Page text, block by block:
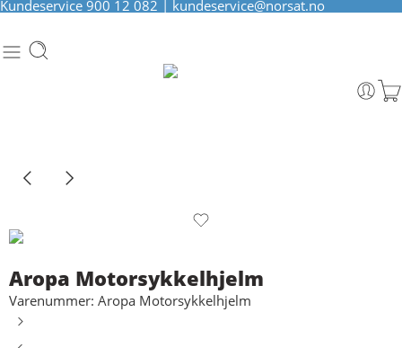
Kundeservice 900 12 082 kundeservice@norsat.no
Aropa Motorsykkelhjelm
Varenummer: Aropa Motorsykkelhjelm